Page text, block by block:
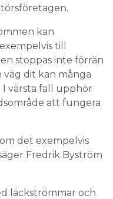
kan
till
stoppas inte förrän
väg dit kan många
I värsta fall upphör
att fungera
det exempelvis
Fredrik Byström
läckströmmar och